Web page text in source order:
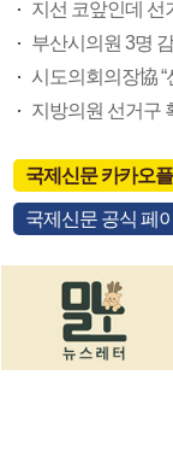
부산시의원 3명
시도의회의장協 “
지방의원 선거구
국제신문 카카오
국제신문 공식 페